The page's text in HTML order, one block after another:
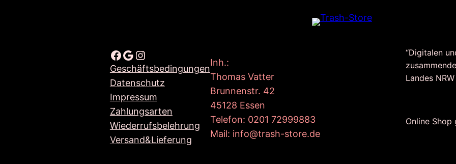
Facebook Google Instagram
Geschäftsbedingungen
Datenschutz
Impressum
Zahlungsarten
Wiederrufsbelehrung
Versand&Lieferung
Inh.:
Thomas Vatter
Brunnenstr. 42
45128 Essen
Telefon: 0201 72999883
Mail: info@trash-store.de
“Digitalen
Landes NRW
Online